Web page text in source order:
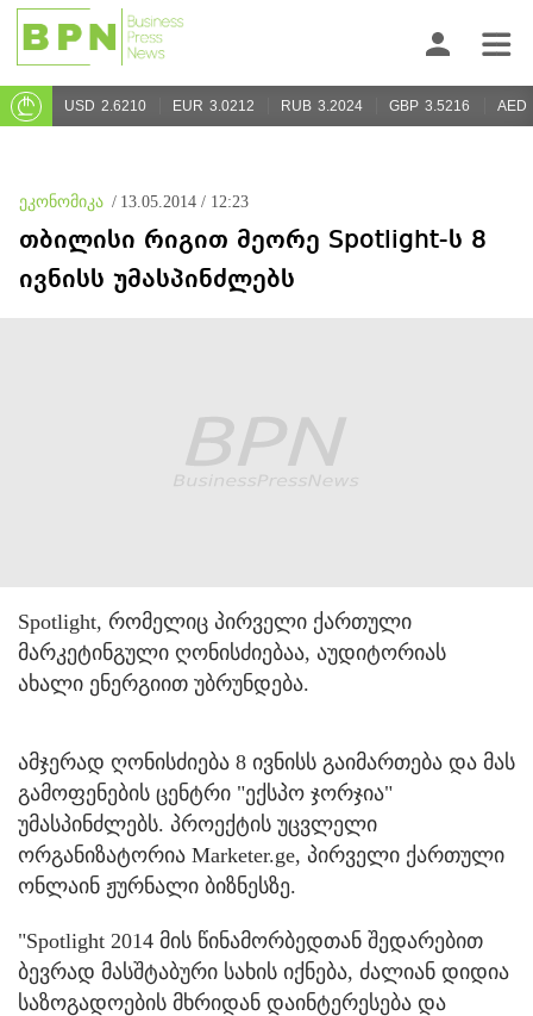
USD 2.6210 EUR 3.0212 RUB 3.2024 GBP 3.5216 AED
ეკონომიკა / 13.05.2014 / 12:23
თბილისი რიგით მეორე Spotlight-ს 8
ივნისს უმასპინძლებს
Spotlight, რომელიც პირველი ქართული
მარკეტინგული ღონისძიებაა, აუდიტორიას
ახალი ენერგიით უბრუნდება.
ამჯერად ღონისძიება 8 ივნისს გაიმართება და მას
გამოფენების ცენტრი "ექსპო ჯორჯია"
უმასპინძლებს. პროექტის უცვლელი
ორგანიზატორია Marketer.ge, პირველი ქართული
ონლაინ ჟურნალი ბიზნესზე.
"Spotlight 2014 მის წინამორბედთან შედარებით
ბევრად მასშტაბური სახის იქნება, ძალიან დიდია
საზოგადოების მხრიდან დაინტერესება და